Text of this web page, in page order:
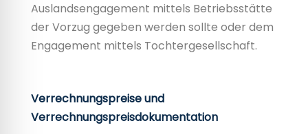
Auslandsengagement mittels Betriebsstätte
der Vorzug gegeben werden sollte oder dem
Engagement mittels Tochtergesellschaft.
Verrechnungspreise und
Verrechnungspreisdokumentation